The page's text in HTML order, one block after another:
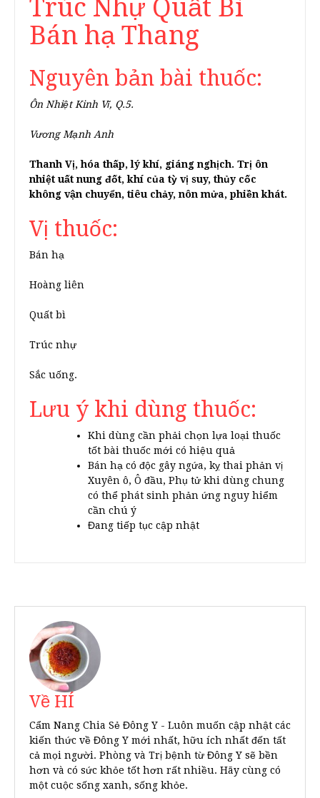
Trúc Nhự Quất Bì
Bán hạ Thang
Nguyên bản bài thuốc:
Ôn Nhiệt Kinh Vĩ, Q.5.
Vương Mạnh Anh
Thanh Vị, hóa thấp, lý khí, giáng nghịch. Trị ôn
nhiệt uất nung đốt, khí của tỳ vị suy, thủy cốc
không vận chuyển, tiêu chảy, nôn mửa, phiền khát.
Vị thuốc:
Bán hạ
Hoàng liên
Quất bì
Trúc nhự
Sắc uống.
Lưu ý khi dùng thuốc:
Khi dùng cần phải chọn lựa loại thuốc
tốt bài thuốc mới có hiệu quả
Bán hạ có độc gây ngứa, kỵ thai phản vị
Xuyên ô, Ô đầu, Phụ tử khi dùng chung
có thể phát sinh phản ứng nguy hiểm
cần chú ý
Đang tiếp tục cập nhật
Về HÍ
Cẩm Nang Chia Sẻ Đông Y - Luôn muốn cập nhật các
kiến thức về Đông Y mới nhất, hữu ích nhất đến tất
cả mọi người. Phòng và Trị bệnh từ Đông Y sẽ bền
hơn và có sức khỏe tốt hơn rất nhiều. Hãy cùng có
một cuộc sống xanh, sống khỏe.